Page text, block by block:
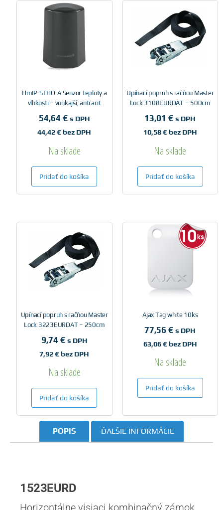
HmIP-STHO-A Senzor teploty a
vlhkosti – vonkajší, antracit
54,64 € s DPH
44,42€ bez DPH
Na sklade
Pridať do košíka
Upínací popruh s račňou Master
Lock 3108EURDAT – 500cm
13,01€ s DPH
10,58€bez DPH
Na sklade
Pridať do košíka
Upínací popruh s račňou Master
Lock 3223EURDAT – 250cm
9,74 € s DPH
7,92€ bez DPH
Na sklade
Pridať do košíka
Ajax Tag white 10ks
77,56€ s DPH
63,06€bez DPH
Na sklade
Pridať do košíka
POPIS ĎALŠIE INFORMÁCIE
1523EURD
Horizontálne visiaci kombinačný zámok